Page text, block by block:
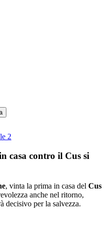
2
casa contro il Cus si
, vinta la prima in casa del Cus
anche nel ritorno,
decisivo per la salvezza.